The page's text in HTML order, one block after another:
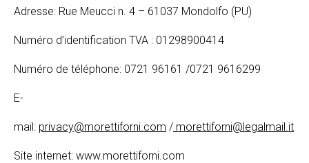
Adresse: Rue Meucci n. 4 – 61037 Mondolfo (PU)
Numéro d’identification TVA : 01298900414
Numéro de téléphone: 0721 96161 /0721 9616299
E-
mail: privacy@morettiforni.com / morettiforni@legalmail.it
Site internet: www.morettiforni.com